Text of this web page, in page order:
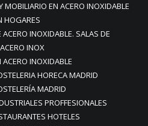
MOBILIARIO EN ACERO INOXIDABLE
HOGARES
INOXIDABLE. SALAS DE
INOX
INOXIDABLE
HORECA MADRID
MADRID
PROFFESIONALES
HOTELES